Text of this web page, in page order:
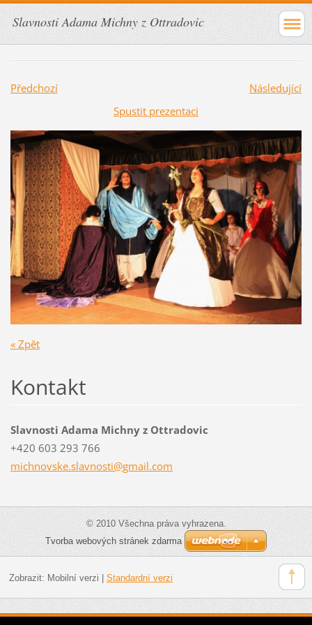
Slavnosti Adama Michny z Ottradovic
Předchozí
Následující
Spustit prezentaci
« Zpět
Kontakt
Slavnosti Adama Michny z Ottradovic
+420 603 293 766
michnovske.slavnosti@gmail.com
© 2010 Všechna práva vyhrazena.
Tvorba webových stránek zdarma
Zobrazit: Mobilní verzi | Standardní verzi